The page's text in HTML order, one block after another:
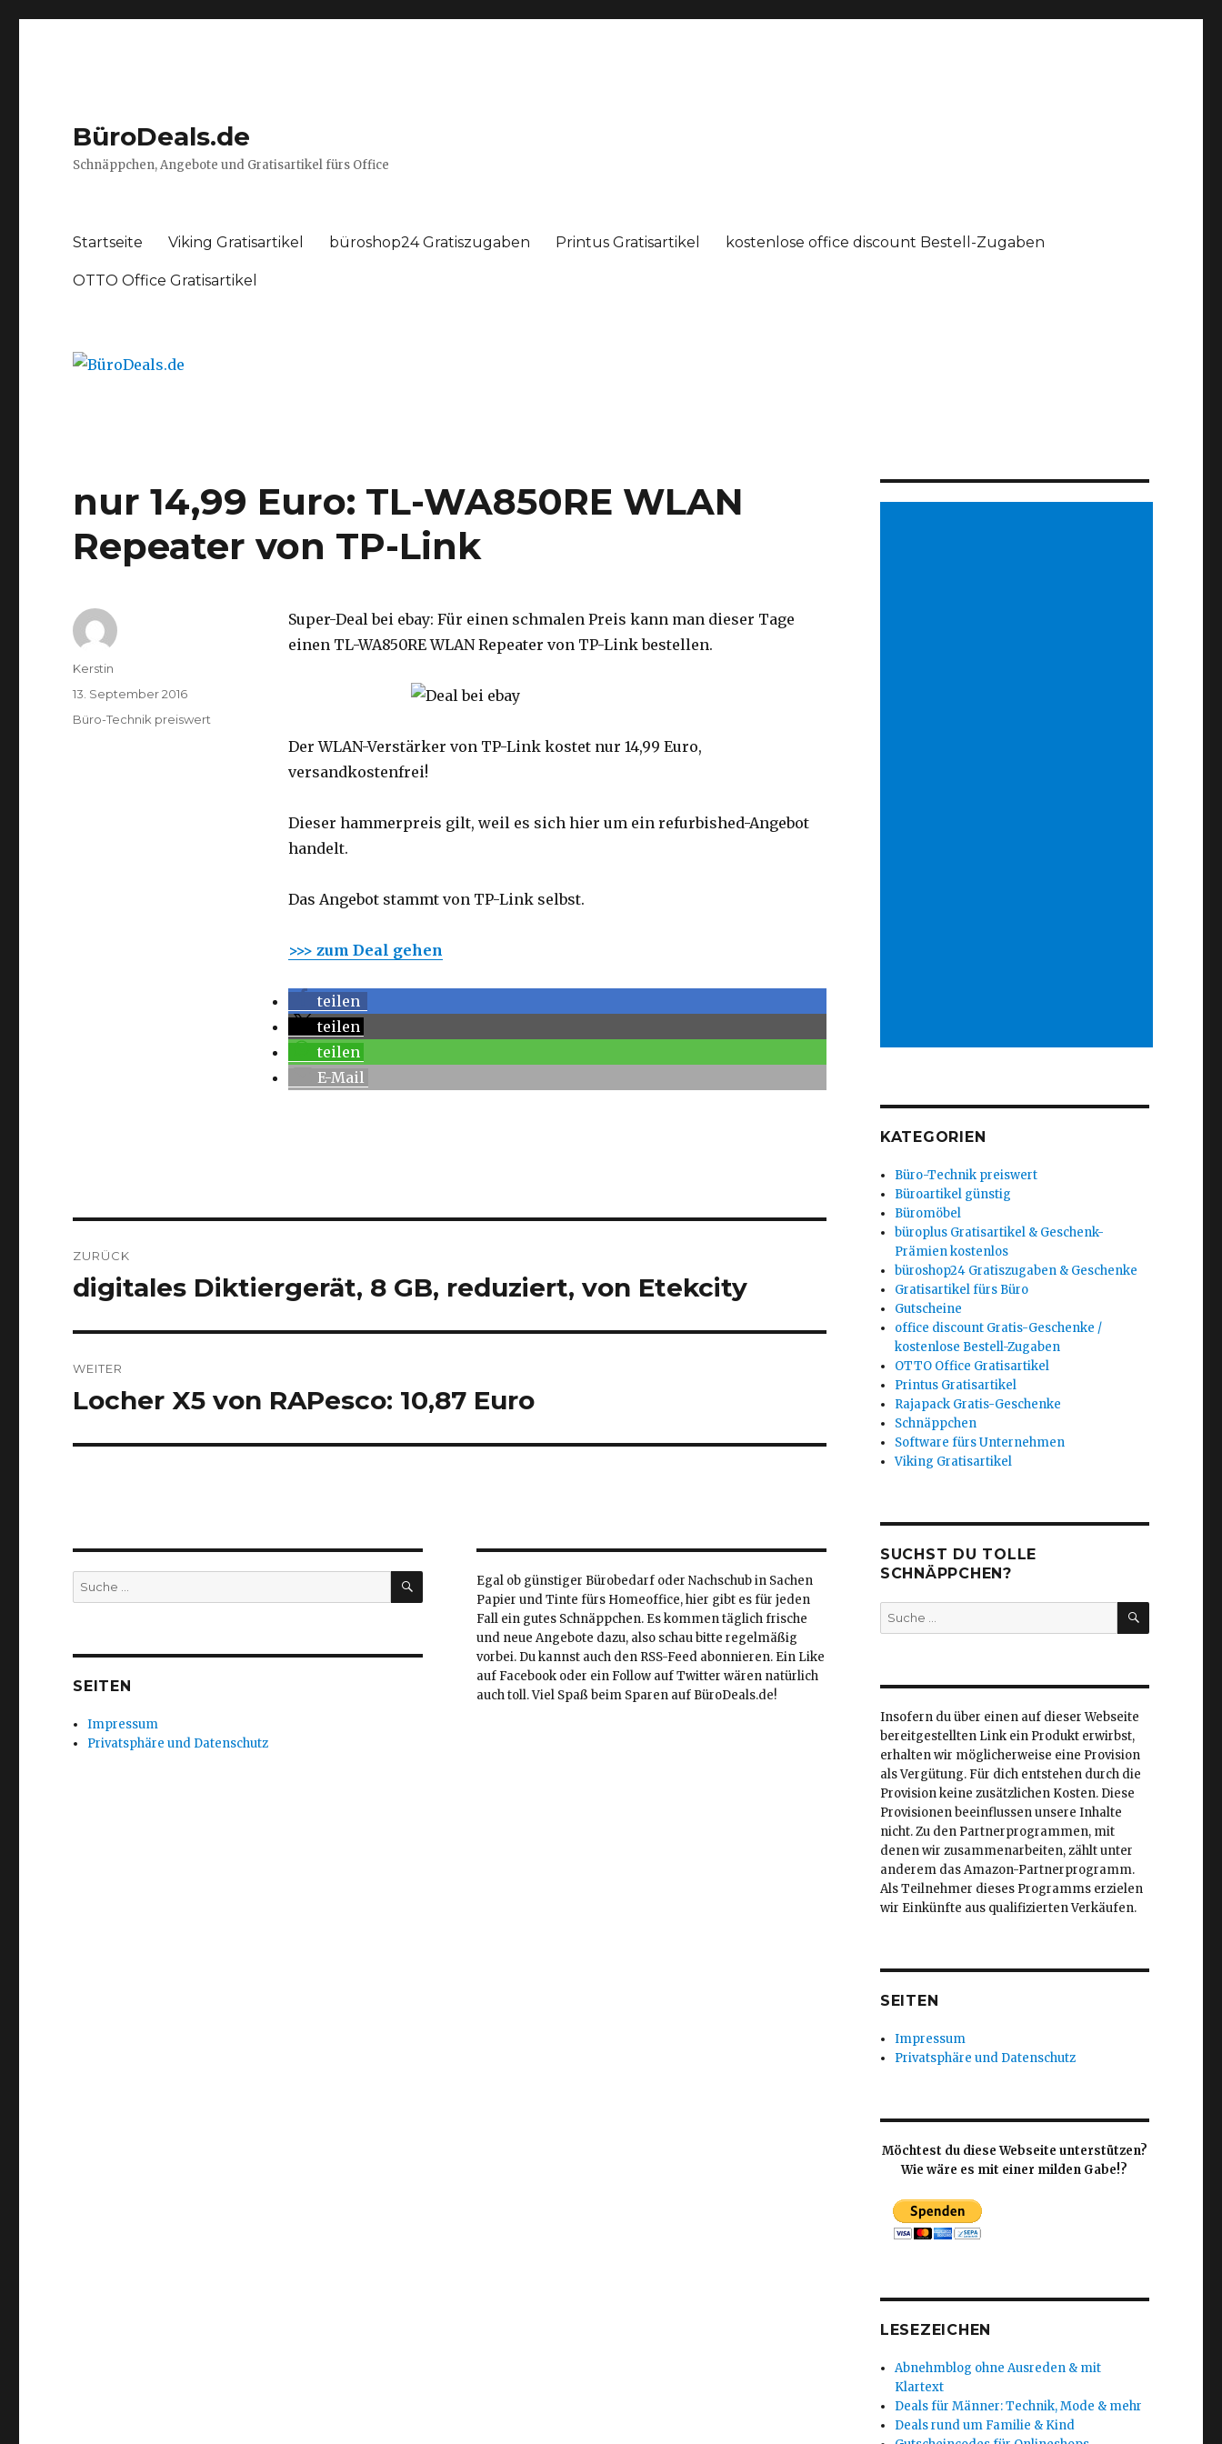
BüroDeals.de
Schnäppchen, Angebote und Gratisartikel fürs Office
Startseite Viking Gratisartikel büroshop24 Gratiszugaben Printus Gratisartikel kostenlose office discount Bestell-Zugaben
OTTO Office Gratisartikel
nur 14,99 Euro: TL-WA850RE WLAN
Repeater von TP-Link
Super-Deal bei ebay: Für einen schmalen Preis kann man dieser Tage
einen TL-WA850RE WLAN Repeater von TP-Link bestellen.
Der WLAN-Verstärker von TP-Link kostet nur 14,99 Euro,
versandkostenfrei!
Dieser hammerpreis gilt, weil es sich hier um ein refurbished-Angebot
handelt.
Das Angebot stammt von TP-Link selbst.
>>> zum Deal gehen
teilen
teilen
teilen
E-Mail
Autor
Kerstin
Veröffentlicht
am
13. September 2016
Kategorien
Büro-Technik preiswert
ZURÜCK
Vorheriger
digitales Diktiergerät, 8 GB, reduziert, von Etekcity
WEITER
Nächster
Locher X5 von RAPesco: 10,87 Euro
Suche
nach:
SUCHEN
SEITEN
Impressum
Privatsphäre und Datenschutz
Egal ob günstiger Bürobedarf oder Nachschub in Sachen
Papier und Tinte fürs Homeoffice, hier gibt es für jeden
Fall ein gutes Schnäppchen. Es kommen täglich frische
und neue Angebote dazu, also schau bitte regelmäßig
vorbei. Du kannst auch den RSS-Feed abonnieren. Ein Like
auf Facebook oder ein Follow auf Twitter wären natürlich
auch toll. Viel Spaß beim Sparen auf BüroDeals.de!
KATEGORIEN
Büro-Technik preiswert
Büroartikel günstig
Büromöbel
büroplus Gratisartikel & Geschenk-
Prämien kostenlos
büroshop24 Gratiszugaben & Geschenke
Gratisartikel fürs Büro
Gutscheine
office discount Gratis-Geschenke /
kostenlose Bestell-Zugaben
OTTO Office Gratisartikel
Printus Gratisartikel
Rajapack Gratis-Geschenke
Schnäppchen
Software fürs Unternehmen
Viking Gratisartikel
SUCHST DU TOLLE
SCHNÄPPCHEN?
Suche
nach:
SUCHEN
Insofern du über einen auf dieser Webseite
bereitgestellten Link ein Produkt erwirbst,
erhalten wir möglicherweise eine Provision
als Vergütung. Für dich entstehen durch die
Provision keine zusätzlichen Kosten. Diese
Provisionen beeinflussen unsere Inhalte
nicht. Zu den Partnerprogrammen, mit
denen wir zusammenarbeiten, zählt unter
anderem das Amazon-Partnerprogramm.
Als Teilnehmer dieses Programms erzielen
wir Einkünfte aus qualifizierten Verkäufen.
SEITEN
Impressum
Privatsphäre und Datenschutz
Möchtest du diese Webseite unterstützen?
Wie wäre es mit einer milden Gabe!?
LESEZEICHEN
Abnehmblog ohne Ausreden & mit
Klartext
Deals für Männer: Technik, Mode & mehr
Deals rund um Familie & Kind